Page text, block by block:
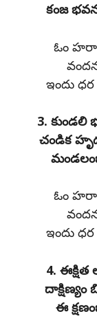
కంజ
ఓం హరా
ఇందు
3.
చండిక
ఓం హరా
ఇందు
4. ఈక్షిత
ఈ